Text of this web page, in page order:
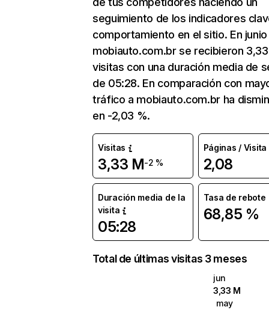
seguimiento de los indicadores
comportamiento en el sitio. En junio
mobiauto.com.br se recibieron
visitas con una duración media de
de 05:28. En comparación con
tráfico a mobiauto.com.br ha
en -2,03 %.
Visitas
3,33 M-2 %
Páginas / Visita
2,08
Duración media de la
visita
05:28
Tasa de rebote
68,85 %
Total de últimas visitas 3 meses
jun
3,33 M
may